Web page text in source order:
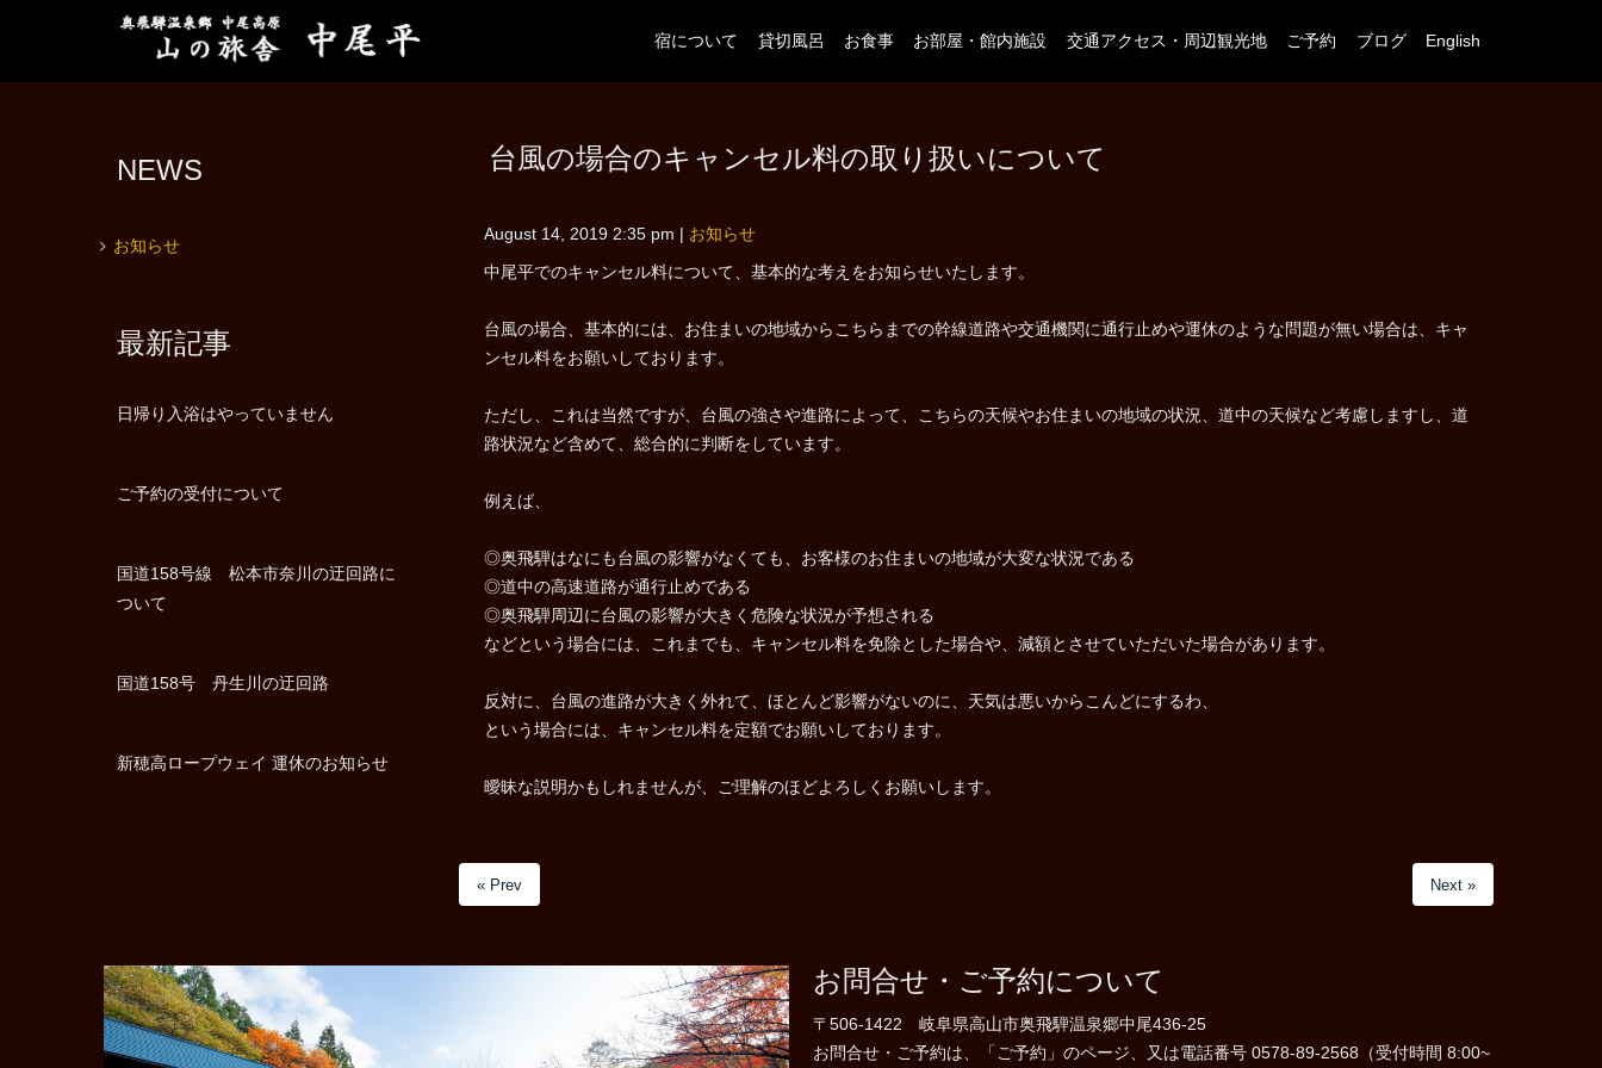
宿について 貸切風呂 お食事 お部屋・館内施設 交通アクセス・周辺観光地 ご予約 ブログ English
台風の場合のキャンセル料の取り扱いについて
August 14, 2019 2:35 pm お知らせ
中尾平でのキャンセル料について、基本的な考えをお知らせいたします。
台風の場合、基本的には、お住まいの地域からこちらまでの幹線道路や交通機関に通行止めや運休のような問題が無い場合は、キャ
ンセル料をお願いしております。
ただし、これは当然ですが、台風の強さや進路によって、こちらの天候やお住まいの地域の状況、道中の天候など考慮しますし、道
路状況など含めて、総合的に判断をしています。
例えば、
◎奥飛騨はなにも台風の影響がなくても、お客様のお住まいの地域が大変な状況である
◎道中の高速道路が通行止めである
◎奥飛騨周辺に台風の影響が大きく危険な状況が予想される
などという場合には、これまでも、キャンセル料を免除とした場合や、減額とさせていただいた場合があります。
反対に、台風の進路が大きく外れて、ほとんど影響がないのに、天気は悪いからこんどにするわ、
という場合には、キャンセル料を定額でお願いしております。
曖昧な説明かもしれませんが、ご理解のほどよろしくお願いします。
« Prev Next »
NEWS
お知らせ
最新記事
日帰り入浴はやっていません
ご予約の受付について
国道158号線 松本市奈川の迂回路に
ついて
国道158号 丹生川の迂回路
新穂高ロープウェイ 運休のお知らせ
お問合せ・ご予約について
〒506-1422 岐阜県高山市奥飛騨温泉郷中尾436-25
お問合せ・ご予約は、「ご予約」のページ、又は電話番号 0578-89-2568（受付時間 8:00~